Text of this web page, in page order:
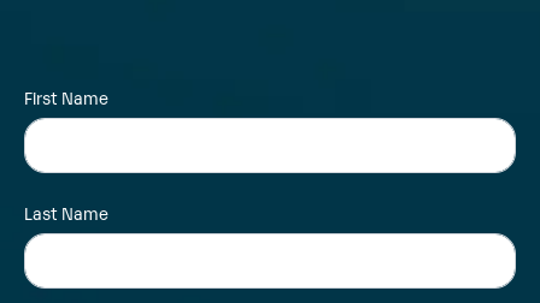
First Name
Last Name